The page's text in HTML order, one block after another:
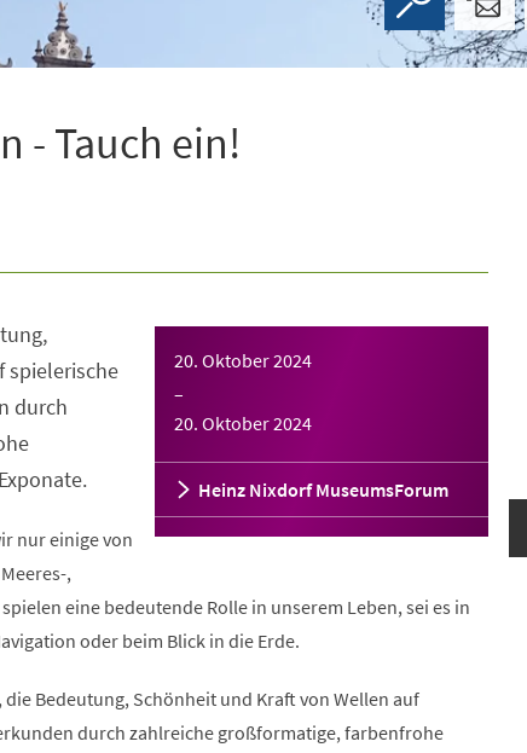
- Tauch ein!
20. Oktober 2024
–
20. Oktober 2024
Heinz Nixdorf MuseumsForum
spielerische
durch
nur einige von
,
eine bedeutende Rolle in unserem Leben, sei es in
oder beim Blick in die Erde.
Bedeutung, Schönheit und Kraft von Wellen auf
durch zahlreiche großformatige, farbenfrohe